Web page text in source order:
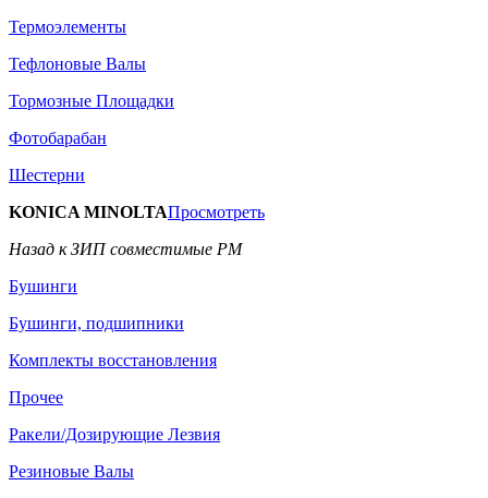
Термоэлементы
Тефлоновые Валы
Тормозные Площадки
Фотобарабан
Шестерни
KONICA MINOLTAПросмотреть
Назад к ЗИП совместимые РМ
Бушинги
Бушинги, подшипники
Комплекты восстановления
Прочее
Ракели/Дозирующие Лезвия
Резиновые Валы